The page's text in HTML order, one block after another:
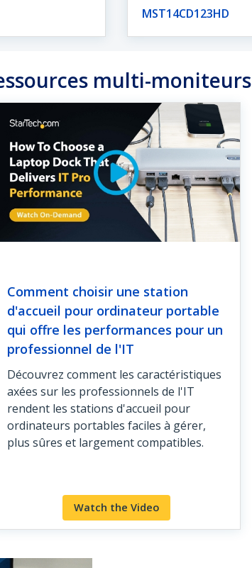
MST14CD123HD
multi-moniteurs
Comment choisir une station
d'accueil pour ordinateur portable
qui offre les performances pour un
professionnel de l'IT
Découvrez comment les caractéristiques
axées sur les professionnels de l'IT
rendent les stations d'accueil pour
ordinateurs portables faciles à gérer,
plus sûres et largement compatibles.
Watch the Video